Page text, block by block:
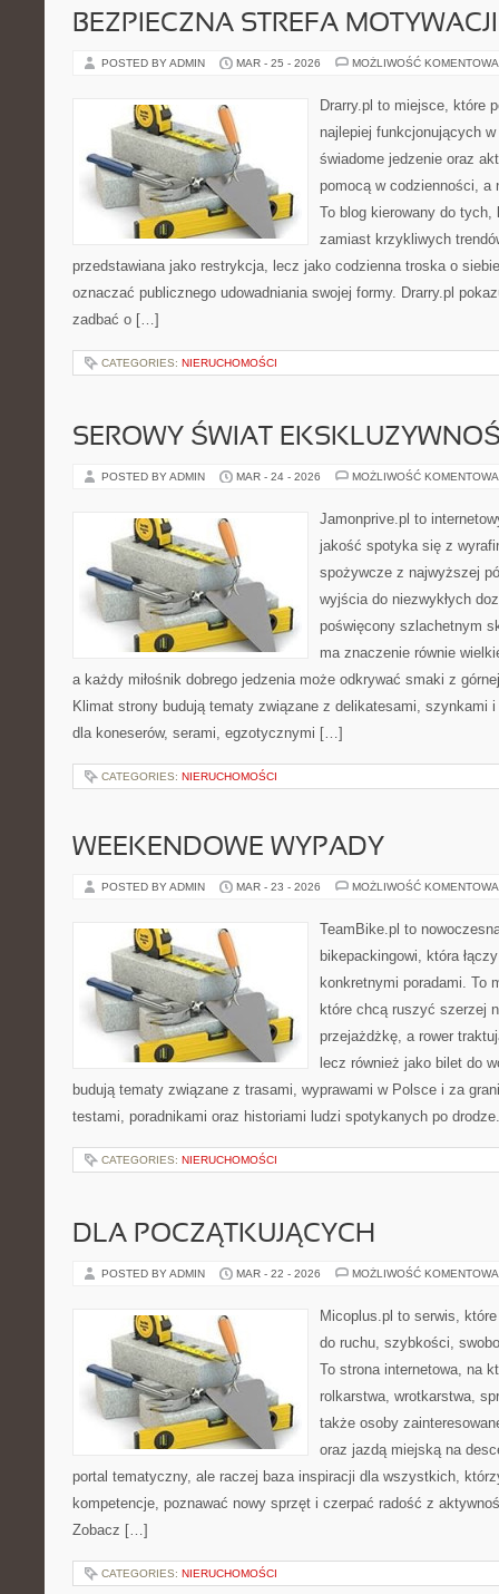
BEZPIECZNA STREFA MOTYWACJI
POSTED BY ADMIN MAR - 25 - 2026 MOŻLIWOŚĆ
Drarry.pl to miejsce, które
najlepiej funkcjonujących
świadome jedzenie oraz
pomocą w codzienności, a
To blog kierowany do
zamiast krzykliwych
przedstawiana jako restrykcja, lecz jako codzienna troska o
oznaczać publicznego udowadniania swojej formy. Drarry.pl
zadbać o […]
CATEGORIES: NIERUCHOMOŚCI
SEROWY ŚWIAT
POSTED BY ADMIN MAR - 24 - 2026 MOŻLIWOŚĆ
Jamonprive.pl to
jakość spotyka się z
spożywcze z najwyższej
wyjścia do niezwykłych
poświęcony szlachetnym
ma znaczenie równie
a każdy miłośnik dobrego jedzenia może odkrywać smaki z
Klimat strony budują tematy związane z delikatesami, szynkami
dla koneserów, serami, egzotycznymi […]
CATEGORIES: NIERUCHOMOŚCI
WEEKENDOWE WYPADY
POSTED BY ADMIN MAR - 23 - 2026 MOŻLIWOŚĆ
TeamBike.pl to
bikepackingowi, która
konkretnymi poradami. To
które chcą ruszyć szerzej
przejażdżkę, a rower
lecz również jako bilet do
budują tematy związane z trasami, wyprawami w Polsce i za
testami, poradnikami oraz historiami ludzi spotykanych po
CATEGORIES: NIERUCHOMOŚCI
DLA POCZĄTKUJĄCYCH
POSTED BY ADMIN MAR - 22 - 2026 MOŻLIWOŚĆ
Micoplus.pl to serwis,
do ruchu, szybkości,
To strona internetowa, na
rolkarstwa, wrotkarstwa,
także osoby
oraz jazdą miejską na
portal tematyczny, ale raczej baza inspiracji dla wszystkich,
kompetencje, poznawać nowy sprzęt i czerpać radość z
Zobacz […]
CATEGORIES: NIERUCHOMOŚCI